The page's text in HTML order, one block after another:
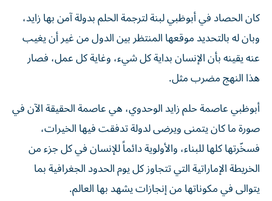
كان الحصاد في أبوظبي لبنة لترجمة الحلم بدولة آمن بها زايد،
وبان له بالتحديد موقعها المنتظر بين الدول من غير أن يغيب
عنه يقينه بأن الإنسان بداية كل شيء، وغاية كل عمل، فصار
هذا النهج مضرب مثل.
أبوظبي عاصمة حلم زايد الوحدوي، هي عاصمة الحقيقة الآن في
صورة ما كان يتمنى ويرضى لدولة تدفقت فيها الخيرات،
فسخّرتها كلها للبناء، والأولوية دائماً للإنسان في كل جزء من
الخريطة الإماراتية التي تتجاوز كل يوم الحدود الجغرافية بما
يتوالى في مكوناتها من إنجازات يشهد بها العالم.